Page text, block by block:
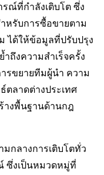
ณ์ที่กำลังเติบโต ซึ่ง
หรับการซื้อขายตาม
ได้ให้ข้อมูลที่ปรับปรุง
ถึงความสำเร็จครั้ง
รขยายทีมผู้นำ ความ
ลาดต่างประเทศ
างพื้นฐานด้านกฎ
กลางการเติบโตทั่ว
ซึ่งเป็นหมวดหมู่ที่